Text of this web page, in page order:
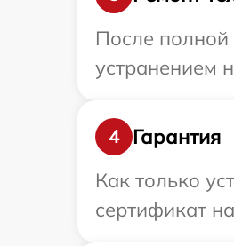
После полной
устранением
4
Гарантия
Как только
сертификат